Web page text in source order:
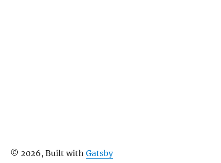
© 2026, Built with Gatsby